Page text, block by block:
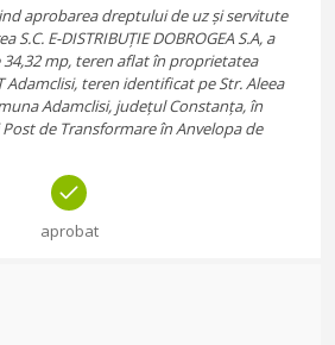
aprobarea dreptului de uz și servitute
E-DISTRIBUȚIE DOBROGEA S.A, a
mp, teren aflat în proprietatea
teren identificat pe Str. Aleea
Adamclisi, județul Constanța, în
de Transformare în Anvelopa de
aprobat